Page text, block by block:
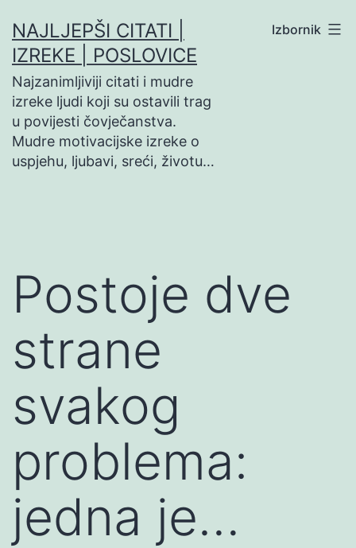
na
sadržaj
NAJLJEPŠI CITATI |
IZREKE | POSLOVICE
Najzanimljiviji citati i mudre
izreke ljudi koji su ostavili trag
u povijesti čovječanstva.
Mudre motivacijske izreke o
uspjehu, ljubavi, sreći, životu…
Izbornik
Postoje dve
strane
svakog
problema:
jedna je…